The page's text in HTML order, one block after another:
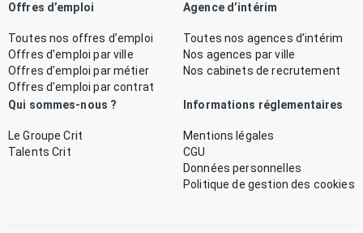
Offres d’emploi
Toutes nos offres d’emploi
Offres d’emploi par ville
Offres d’emploi par métier
Offres d’emploi par contrat
Agence d’intérim
Toutes nos agences d’intérim
Nos agences par ville
Nos cabinets de recrutement
Qui sommes-nous ?
Le Groupe Crit
Talents Crit
Informations réglementaires
Mentions légales
CGU
Données personnelles
Politique de gestion des cookies